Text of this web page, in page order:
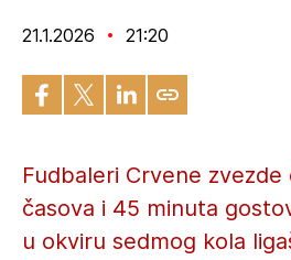
21.1.2026 21:20
Fudbaleri Crvene zvezde
časova i 45 minuta
u okviru sedmog kola